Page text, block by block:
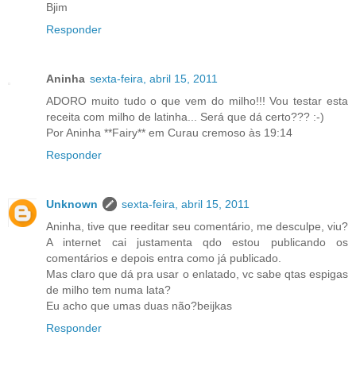
Bjim
Responder
Aninha sexta-feira, abril 15, 2011
ADORO muito tudo o que vem do milho!!! Vou testar esta
receita com milho de latinha... Será que dá certo??? :-)
Por Aninha **Fairy** em Curau cremoso às 19:14
Responder
Unknown
sexta-feira, abril 15, 2011
Aninha, tive que reeditar seu comentário, me desculpe, viu?
A internet cai justamenta qdo estou publicando os
comentários e depois entra como já publicado.
Mas claro que dá pra usar o enlatado, vc sabe qtas espigas
de milho tem numa lata?
Eu acho que umas duas não?beijkas
Responder